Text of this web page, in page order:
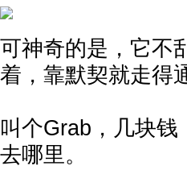
可神奇的是，它不
着，靠默契就走得
叫个Grab，几块
去哪里。